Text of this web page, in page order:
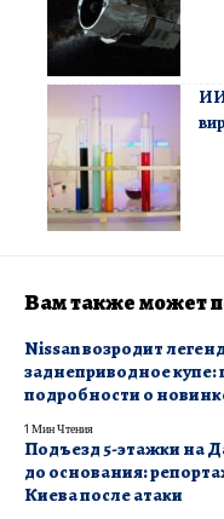
ИИ
Вам также может
Nissan возродит
заднеприводное купе:
подробности о
1 Мин Чтения
Подъезд 5-этажки на
до основания:
Киева после атаки